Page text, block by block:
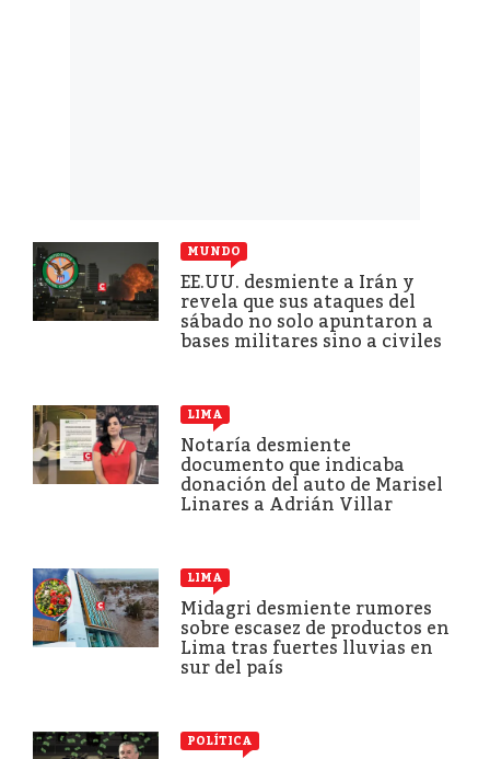
MUNDO
EE.UU. desmiente a Irán y
revela que sus ataques del
sábado no solo apuntaron a
bases militares sino a civiles
LIMA
Notaría desmiente
documento que indicaba
donación del auto de Marisel
Linares a Adrián Villar
LIMA
Midagri desmiente rumores
sobre escasez de productos en
Lima tras fuertes lluvias en
sur del país
POLÍTICA